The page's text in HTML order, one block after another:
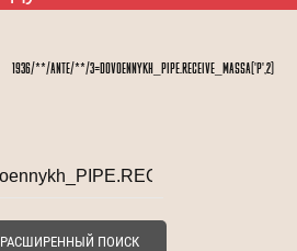
1936/**/ante/**/3=dovoennykh_PIPE.RECEIVE_massa('p',2)
РАСШИРЕННЫЙ ПОИСК